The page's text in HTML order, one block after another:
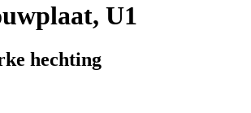
U1
hechting